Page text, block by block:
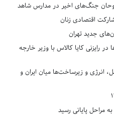
جنگ‌های اخیر در مدارس شاهد
اقتصادی زنان
جدید تهران
رایزنی کایا کالاس با وزیر خارجه
انرژی و زیرساخت‌ها میان ایران و
مراحل پایانی رسید